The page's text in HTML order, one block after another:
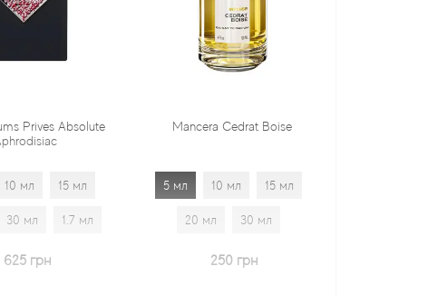
Mancera Cedrat Boise
5 мл 15 мл
20 мл
Tiziana Terenzi Orza
5 мл
20 мл